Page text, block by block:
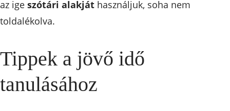
az ige szótári alakját használjuk, soha nem
toldalékolva.
Tippek a jövő idő
tanulásához